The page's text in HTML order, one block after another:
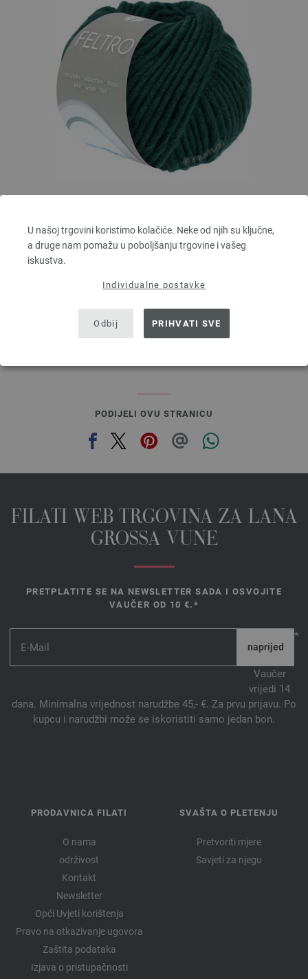
U našoj trgovini koristimo kolačiće. Neke od njih su ključne,
a druge nam pomažu u poboljšanju trgovine i vašeg
iskustva.
Individualne postavke
Odbij PRIHVATI SVE
100 % Djevicavuna
Dužina: otprilike 50 m / 50 g
3,43 $
next
PODIJELI OVU STRANICU
FILATI WEB TRGOVINA ZA LANA
GROSSA VUNE
PRETPLATITE SE NA NEWSLETTER SADA I OSVOJITE
VAUČER OD 10 €.*
*
Vaučer
vrijedi 14
dana. Minimalna vrijednost narudžbe 45,- €. Za prvu prijavu. Po
kupcu i narudžbi može se iskoristiti samo jedan bon.
PRODAVNICA FILATI
O nama
održivost
Kontakt
Newsletter
Opći Uvjeti korištenja
Pravo na otkazivanje ugovora
Zaštita podataka
Izjava o pristupačnosti
SVAŠTA O PLETENJU
Pretvoriti mjere
Savjeti za njegu